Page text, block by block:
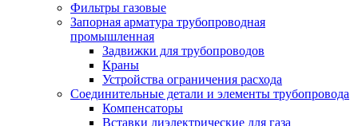
Фильтры газовые
Запорная арматура трубопроводная
промышленная
Задвижки для трубопроводов
Краны
Устройства ограничения расхода
Соединительные детали и элементы трубопровода
Компенсаторы
Вставки диэлектрические для газа